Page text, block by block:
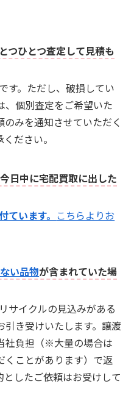
つひとつ査定して見積も
す。ただし、破損してい
、個別査定をご希望いた
みを通知させていただく
ださい。
日中に宅配買取に出した
ています。 こちらよりお
い品物が含まれていた場
サイクルの見込みがある
き受けいたします。譲渡
社負担（※大量の場合は
くことがあります）で返
したご依頼はお受けして